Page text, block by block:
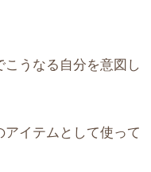
うなる自分を意図し
イテムとして使って